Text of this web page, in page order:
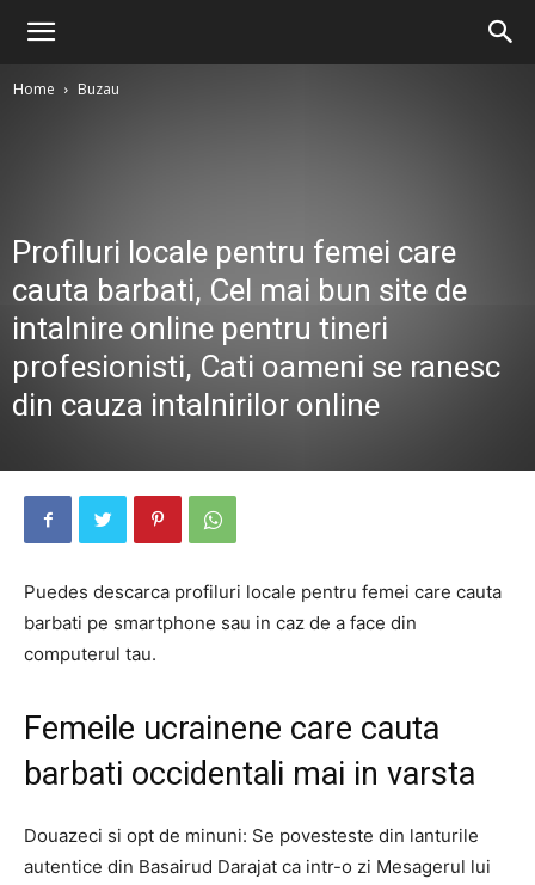
Home Buzau
Profiluri locale pentru femei care
cauta barbati, Cel mai bun site de
intalnire online pentru tineri
profesionisti, Cati oameni se ranesc
din cauza intalnirilor online
Puedes descarca profiluri locale pentru femei care cauta
barbati pe smartphone sau in caz de a face din
computerul tau.
Femeile ucrainene care cauta
barbati occidentali mai in varsta
Douazeci si opt de minuni: Se povesteste din lanturile
autentice din Basairud Darajat ca intr-o zi Mesagerul lui